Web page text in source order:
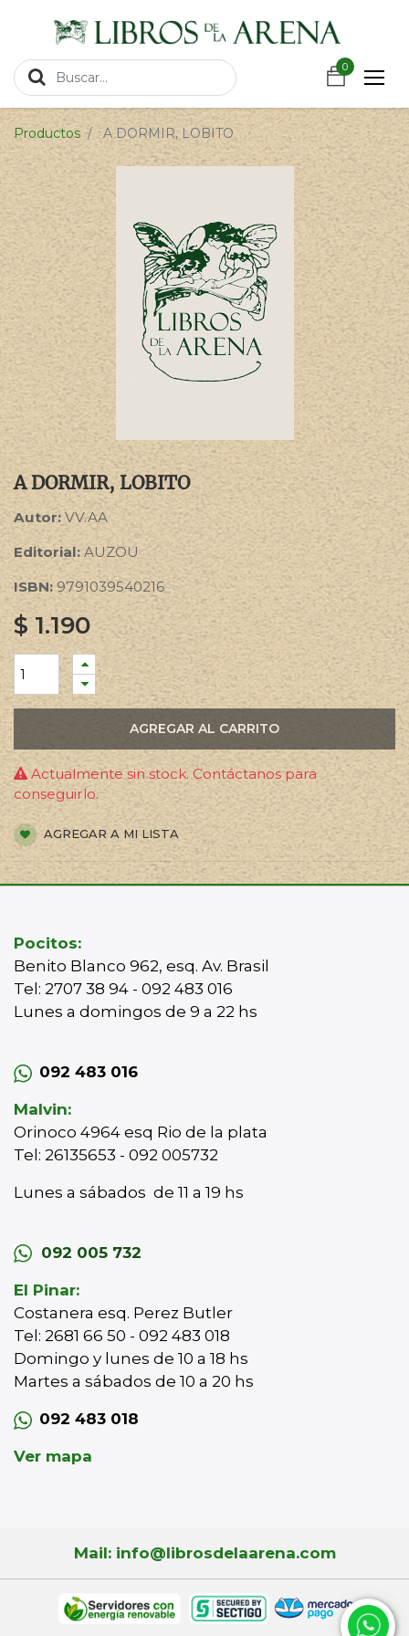
0
0
Productos A DORMIR, LOBITO
A DORMIR, LOBITO
Autor:VV.AA
Editorial:AUZOU
ISBN: 9791039540216
$1.190
AGREGAR AL CARRITO
Actualmente sin stock. Contáctanos para
conseguirlo.
AGREGAR A MI LISTA
Pocitos:
Benito Blanco 962, esq. Av. Brasil
Tel: 2707 38 94 - 092 483 016
Lunes a domingos de 9 a 22 hs
092 483 016
Malvin:
Orinoco 4964 esq Rio de la plata
Tel: 26135653 - 092 005732
Lunes a sábados de 11 a 19 hs
092 005 732
El Pinar:
Costanera esq. Perez Butler
Tel: 2681 66 50 - 092 483 018
Domingo y lunes de 10 a 18 hs
Martes a sábados de 10 a 20 hs
092 483 018
Ver mapa
Mail: info@librosdelaarena.com